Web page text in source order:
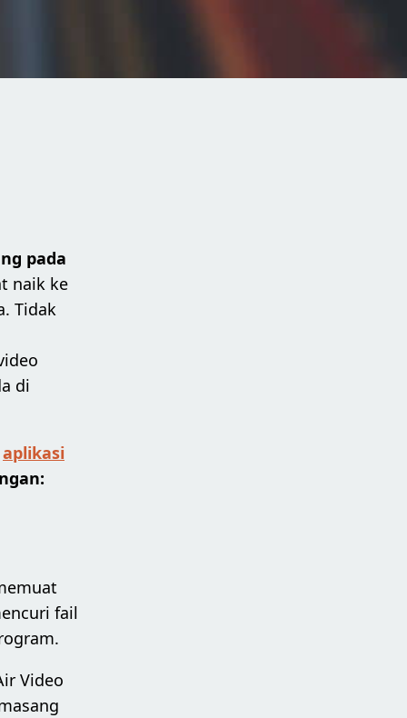
pada
naik ke
Tidak
di
aplikasi
fail
Video